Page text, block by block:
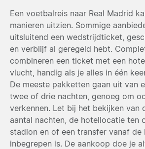
Een voetbalreis naar Real Madrid
manieren uitzien. Sommige
uitsluitend een wedstrijdticket,
en verblijf al geregeld hebt.
combineren een ticket met een
vlucht, handig als je alles in één
De meeste pakketten gaan uit van
twee of drie nachten, genoeg om
verkennen. Let bij het bekijken van
aantal nachten, de hotellocatie ten
stadion en of een transfer vanaf de
inbegrepen is. De aankoop doe je